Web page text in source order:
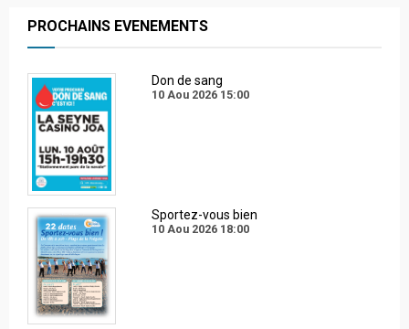
PROCHAINS EVENEMENTS
Don de sang
10 Aou 2026 15:00
Sportez-vous bien
10 Aou 2026 18:00